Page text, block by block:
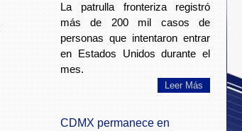
La patrulla fronteriza registró
más de 200 mil casos de
personas que intentaron entrar
en Estados Unidos durante el
mes.
Leer Más
CDMX permanece en